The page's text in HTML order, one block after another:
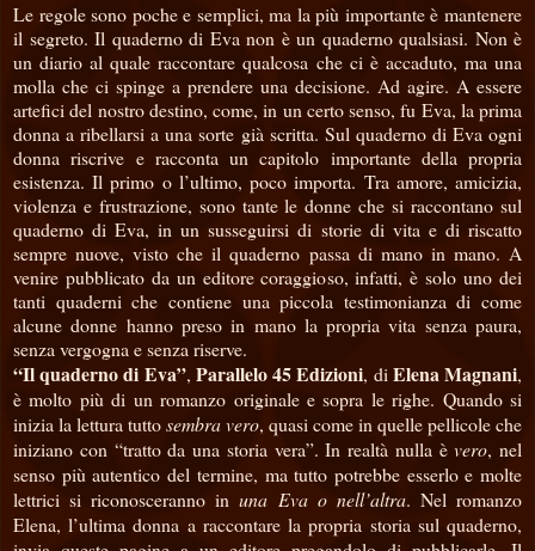
Le regole sono poche e semplici, ma la più importante è mantenere
il segreto. Il quaderno di Eva non è un quaderno qualsiasi. Non è
un diario al quale raccontare qualcosa che ci è accaduto, ma una
molla che ci spinge a prendere una decisione. Ad agire. A essere
artefici del nostro destino, come, in un certo senso, fu Eva, la prima
donna a ribellarsi a una sorte già scritta. Sul quaderno di Eva ogni
donna riscrive e racconta un capitolo importante della propria
esistenza. Il primo o l’ultimo, poco importa. Tra amore, amicizia,
violenza e frustrazione, sono tante le donne che si raccontano sul
quaderno di Eva, in un susseguirsi di storie di vita e di riscatto
sempre nuove, visto che il quaderno passa di mano in mano. A
venire pubblicato da un editore coraggioso, infatti, è solo uno dei
tanti quaderni che contiene una piccola testimonianza di come
alcune donne hanno preso in mano la propria vita senza paura,
senza vergogna e senza riserve.
“Il quaderno di Eva”, Parallelo 45 Edizioni, diElena Magnani,
è molto più di un romanzo originale e sopra le righe. Quando si
inizia la lettura tuttosembra vero, quasi come in quelle pellicole che
iniziano con “tratto da una storia vera”. In realtà nulla èvero, nel
senso più autentico del termine, ma tutto potrebbe esserlo e molte
lettrici si riconosceranno inuna Eva o nell’altra. Nel romanzo
Elena, l’ultima donna a raccontare la propria storia sul quaderno,